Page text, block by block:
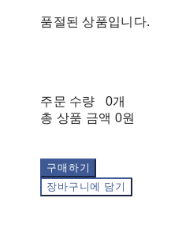
품절된 상품입니다.
주문 수량
0개
총 상품 금액 0원
구매하기
장바구니에 담기